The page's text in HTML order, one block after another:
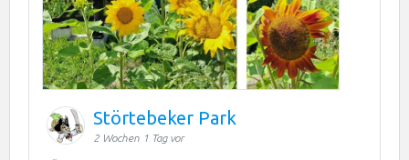
Störtebeker Park
2 Wochen 1 Tag vor